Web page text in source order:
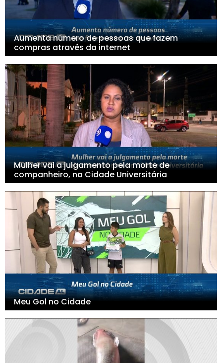
Aumenta número de pessoas que fazem
compras através da internet
Mulher vai a julgamento pela morte de
companheiro, na Cidade Universitária
Meu Gol no Cidade